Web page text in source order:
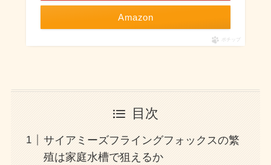
Amazon
ポチップ
目次
サイアミーズフライングフォックスの繁
殖は家庭水槽で狙えるか